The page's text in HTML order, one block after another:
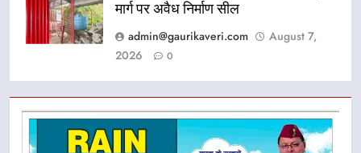
मार्ग पर अवैध निर्माण सील
admin@gaurikaveri.com
August 7,
2026
0